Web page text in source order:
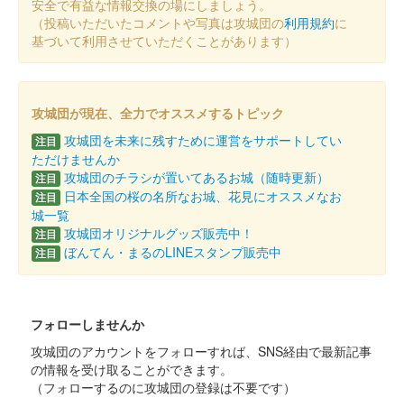
安全で有益な情報交換の場にしましょう。
（投稿いただいたコメントや写真は攻城団の利用規約に
基づいて利用させていただくことがあります）
攻城団が現在、全力でオススメするトピック
注目 攻城団を未来に残すために運営をサポートしてい
ただけませんか
注目 攻城団のチラシが置いてあるお城（随時更新）
注目
日本全国の桜の名所なお城、花見にオススメなお
城一覧
注目 攻城団オリジナルグッズ販売中！
注目 ぼんてん・まるのLINEスタンプ販売中
フォローしませんか
攻城団のアカウントをフォローすれば、SNS経由で最新記事
の情報を受け取ることができます。
（フォローするのに攻城団の登録は不要です）